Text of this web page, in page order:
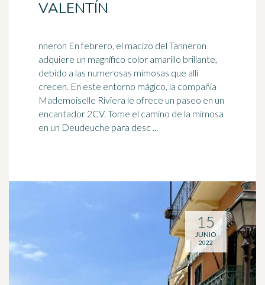
VALENTÍN
nneron En febrero, el macizo del Tanneron
adquiere un magnífico color amarillo brillante,
debido a las numerosas mimosas que allí
crecen. En este entorno mágico, la compañía
Mademoiselle Riviera le ofrece un paseo en un
encantador 2CV. Tome el camino de la mimosa
en un Deudeuche para desc ...
15
JUNIO
2022